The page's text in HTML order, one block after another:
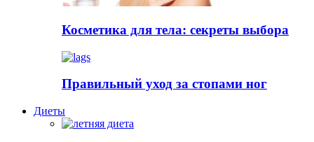
Косметика для тела: секреты выбора
Правильный уход за стопами ног
Диеты